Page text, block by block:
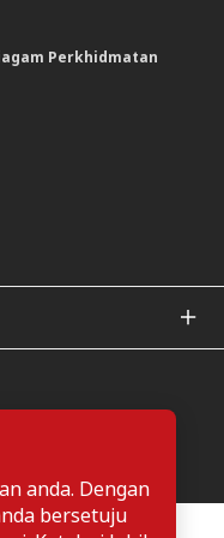
anda. Dengan
bersetuju
Perkhidmatan